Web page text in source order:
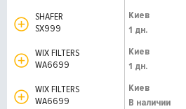
SHAFER
SX999
Киев
1 дн.
WIX FILTERS
WA6699
Киев
1 дн.
WIX FILTERS
WA6699
Киев
В наличии